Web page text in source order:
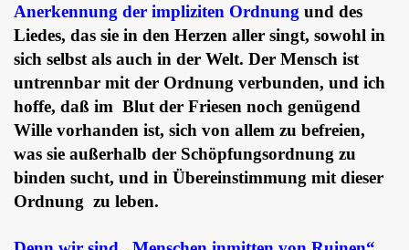
Anerkennung der impliziten Ordnung und des
Liedes, das sie in den Herzen aller singt, sowohl in
sich selbst als auch in der Welt. Der Mensch ist
untrennbar mit der Ordnung verbunden, und ich
hoffe, daß im Blut der Friesen noch genügend
Wille vorhanden ist, sich von allem zu befreien,
was sie außerhalb der Schöpfungsordnung zu
binden sucht, und in Übereinstimmung mit dieser
Ordnung zu leben.